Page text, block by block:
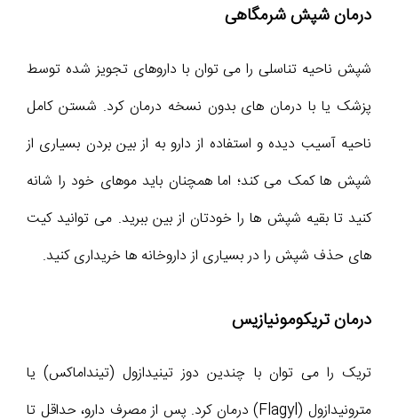
درمان شپش شرمگاهی
شپش ناحیه تناسلی را می توان با داروهای تجویز شده توسط
پزشک یا با درمان های بدون نسخه درمان کرد. شستن کامل
ناحیه آسیب دیده و استفاده از دارو به از بین بردن بسیاری از
شپش ها کمک می کند؛ اما همچنان باید موهای خود را شانه
کنید تا بقیه شپش ها را خودتان از بین ببرید. می توانید کیت
های حذف شپش را در بسیاری از داروخانه ها خریداری کنید.
درمان تریکومونیازیس
تریک را می توان با چندین دوز تینیدازول (تینداماکس) یا
مترونیدازول (Flagyl) درمان کرد. پس از مصرف دارو، حداقل تا